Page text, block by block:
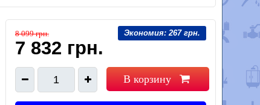
Экономия:267 грн.
8 099 грн.
7 832 грн.
1 В корзину